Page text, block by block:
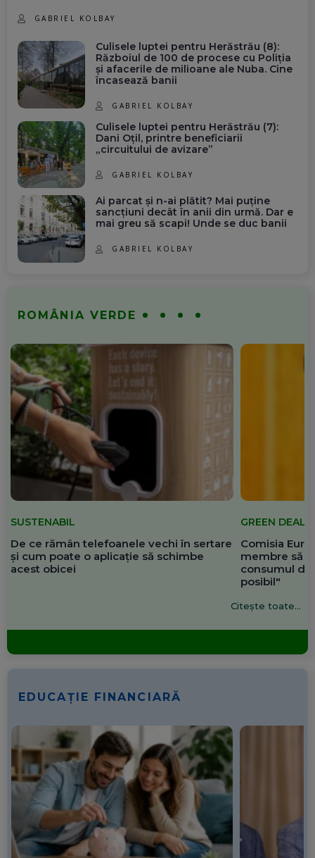
GABRIEL KOLBAY
Culisele luptei pentru Herăstrău (8):
Războiul de 100 de procese cu Poliția
și afacerile de milioane ale Nuba. Cine
încasează banii
GABRIEL KOLBAY
Culisele luptei pentru Herăstrău (7):
Dani Oțil, printre beneficiarii
„circuitului de avizare”
GABRIEL KOLBAY
Ai parcat și n-ai plătit? Mai puține
sancțiuni decât în anii din urmă. Dar e
mai greu să scapi! Unde se duc banii
GABRIEL KOLBAY
ROMÂNIA VERDE
SUSTENABIL
De ce rămân telefoanele vechi în sertare
și cum poate o aplicație să schimbe
acest obicei
GREEN DEAL
Comisia
membre să
consumul de
posibil"
Citește toate...
EDUCAȚIE FINANCIARĂ